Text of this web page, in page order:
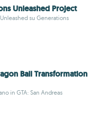
Unleashed Project
su Generations
Ball Transformation
in GTA: San Andreas